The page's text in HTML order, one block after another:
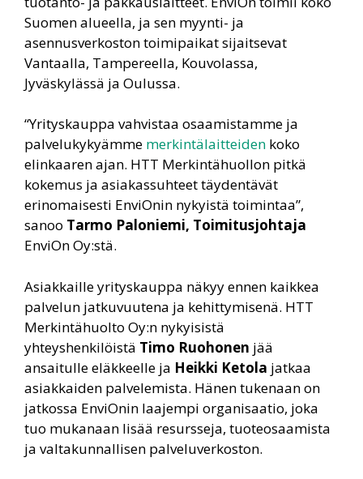
Suomen alueella, ja sen myynti- ja
asennusverkoston toimipaikat sijaitsevat
Vantaalla, Tampereella, Kouvolassa,
Jyväskylässä ja Oulussa.
“Yrityskauppa vahvistaa osaamistamme ja
palvelukykyämme merkintälaitteiden koko
elinkaaren ajan. HTT Merkintähuollon pitkä
kokemus ja asiakassuhteet täydentävät
erinomaisesti EnviOnin nykyistä toimintaa”,
sanoo Tarmo Paloniemi, Toimitusjohtaja
EnviOn Oy:stä.
Asiakkaille yrityskauppa näkyy ennen kaikkea
palvelun jatkuvuutena ja kehittymisenä. HTT
Merkintähuolto Oy:n nykyisistä
yhteyshenkilöistä Timo Ruohonen jää
ansaitulle eläkkeelle ja Heikki Ketola jatkaa
asiakkaiden palvelemista. Hänen tukenaan on
jatkossa EnviOnin laajempi organisaatio, joka
tuo mukanaan lisää resursseja, tuoteosaamista
ja valtakunnallisen palveluverkoston.